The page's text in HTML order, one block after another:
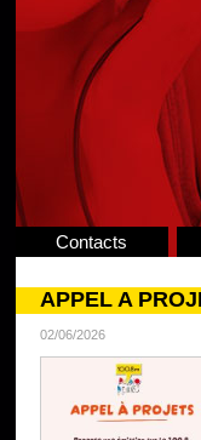
Contacts
APPEL A
02/06/2026